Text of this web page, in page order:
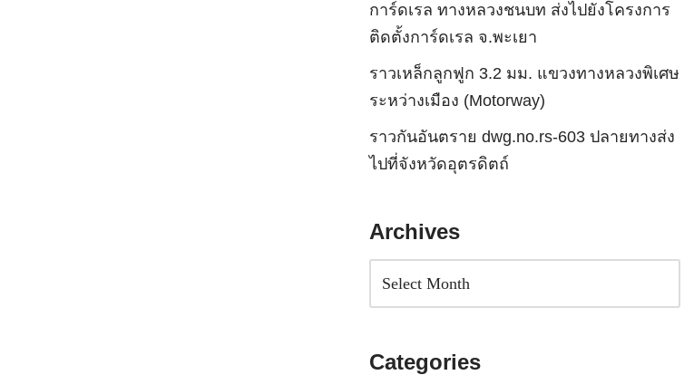
การ์ดเรล ทางหลวงชนบท ส่งไปยังโครงการ
ติดตั้งการ์ดเรล จ.พะเยา
ราวเหล็กลูกฟูก 3.2 มม. แขวงทางหลวงพิเศษ
ระหว่างเมือง (Motorway)
ราวกันอันตราย dwg.no.rs-603 ปลายทางส่ง
ไปที่จังหวัดอุตรดิตถ์
Archives
Categories